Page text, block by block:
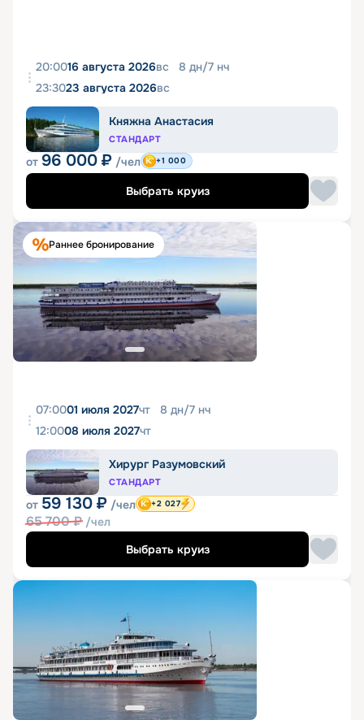
20:0016 августа 2026вс 8 дн/7 нч
23:3023 августа 2026вс
Княжна Анастасия
СТАНДАРТ
от 96 000 ₽ /чел +1 000
Выбрать круиз
Раннее бронирование
07:0001 июля 2027чт 8 дн/7 нч
12:0008 июля 2027чт
Хирург Разумовский
СТАНДАРТ
от 59 130 ₽ /чел
65 700₽ /чел
+2 027
Выбрать круиз